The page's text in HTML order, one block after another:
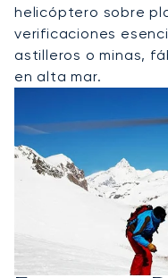
helicóptero sobre
verificaciones
astilleros o minas,
en alta mar.